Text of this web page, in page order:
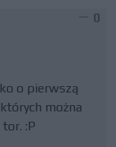
0
o pierwszą
można
:P